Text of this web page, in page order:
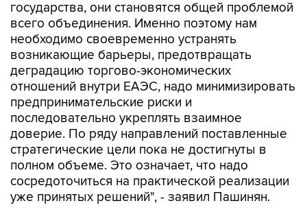
государства, они становятся общей проблемой
всего объединения. Именно поэтому нам
необходимо своевременно устранять
возникающие барьеры, предотвращать
деградацию торгово-экономических
отношений внутри ЕАЭС, надо минимизировать
предпринимательские риски и
последовательно укреплять взаимное
доверие. По ряду направлений поставленные
стратегические цели пока не достигнуты в
полном объеме. Это означает, что надо
сосредоточиться на практической реализации
уже принятых решений", - заявил Пашинян.